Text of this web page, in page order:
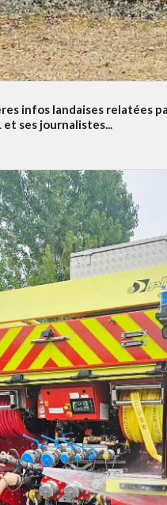
infos landaises relatées
ses journalistes...